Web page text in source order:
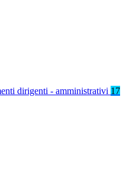
dirigenti - amministrativi 17